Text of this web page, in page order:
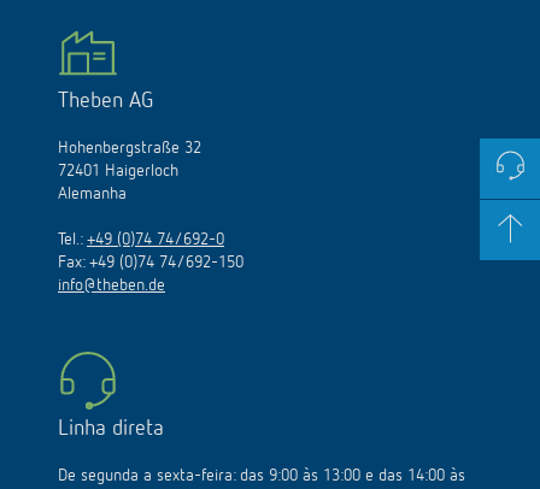
Theben AG
Hohenbergstraße 32
72401 Haigerloch
Alemanha
Tel.: +49 (0)74 74/692-0
Fax: +49 (0)74 74/692-150
info@theben.de
Linha direta
De segunda a sexta-feira: das 9:00 às 13:00 e das 14:00 às